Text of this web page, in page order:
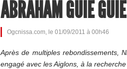
ABRAHAM GUIÉ
Ogcnissa.com, le 01/09/2011 à 00h46
Après de multiples rebondissements,
engagé avec les Aiglons, à la